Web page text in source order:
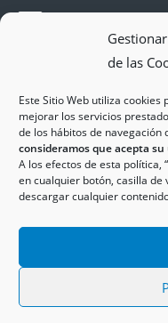
de las
Este Sitio Web utiliza
mejorar los servicios
de los hábitos de navegación
consideramos que acepta su
A los efectos de esta política,
en cualquier botón, casilla
descargar cualquier
(+34) 93 552 58 26
Política
Política de